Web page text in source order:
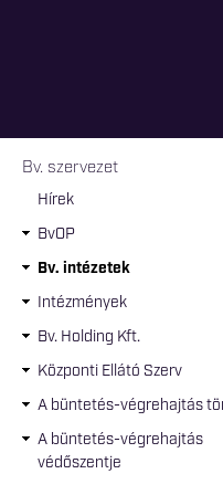
Jelenlegi hely
Bv. szervezet
Hírek
BvOP
Bv. intézetek
Intézmények
Bv. Holding Kft.
Központi Ellátó Szerv
A büntetés-végrehajtás
A büntetés-végrehajtás
védőszentje